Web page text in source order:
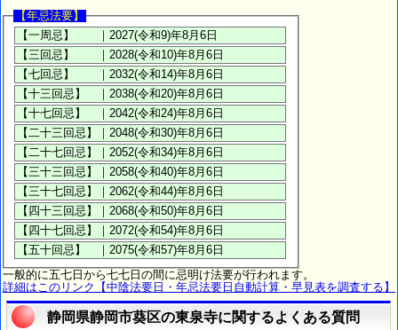
【年忌法要】
一般的に五七日から七七日の間に忌明け法要が行われます。
詳細はこのリンク【中陰法要日・年忌法要日自動計算・早見表を調査する】
静岡県静岡市葵区の東泉寺に関するよくある質問